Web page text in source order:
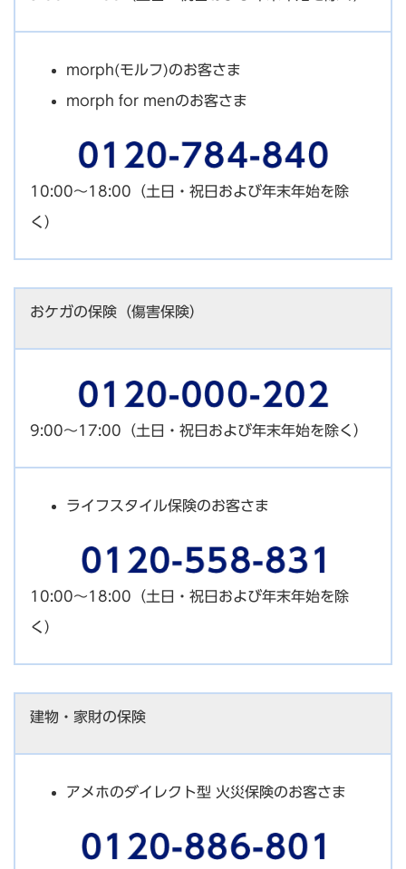
morph(モルフ)のお客さま
morph for menのお客さま
10:00～18:00（土日・祝日および年末年始を除
く）
おケガの保険（傷害保険）
9:00～17:00（土日・祝日および年末年始を除く）
ライフスタイル保険のお客さま
10:00～18:00（土日・祝日および年末年始を除
く）
建物・家財の保険
アメホのダイレクト型 火災保険のお客さま